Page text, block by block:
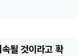
될 것이라고 확